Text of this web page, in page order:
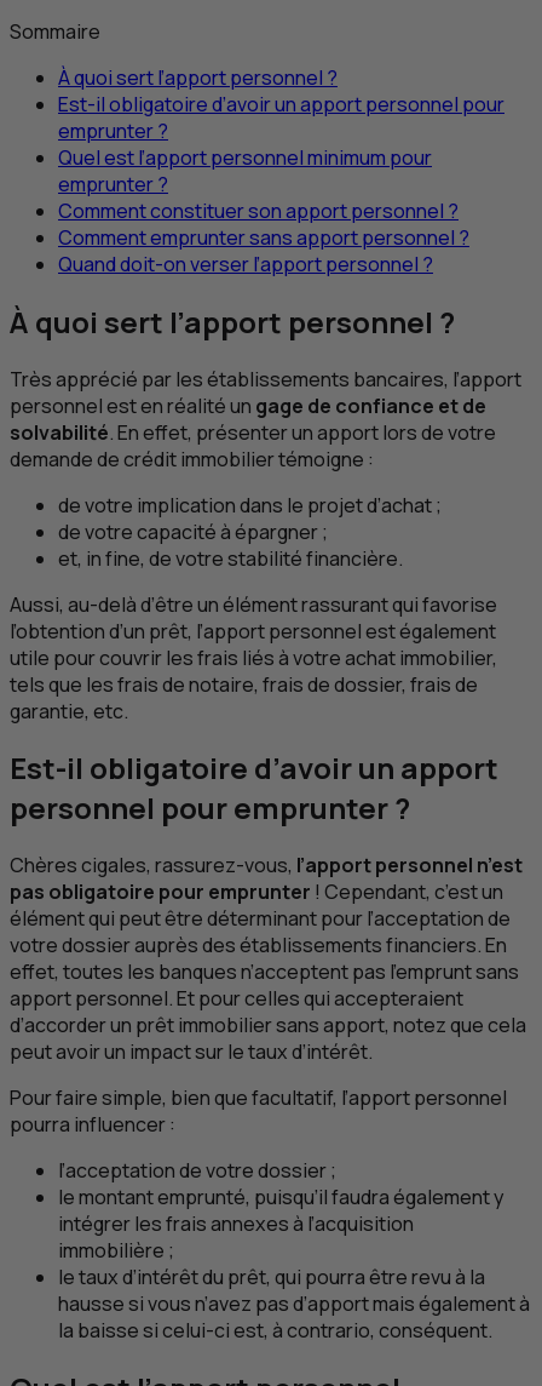
Sommaire
À quoi sert l’apport personnel ?
Est-il obligatoire d’avoir un apport personnel pour
emprunter ?
Quel est l’apport personnel minimum pour
emprunter ?
Comment constituer son apport personnel ?
Comment emprunter sans apport personnel ?
Quand doit-on verser l’apport personnel ?
À quoi sert l’apport personnel ?
Très apprécié par les établissements bancaires, l’apport
personnel est en réalité un gage de confiance et de
solvabilité. En effet, présenter un apport lors de votre
demande de crédit immobilier témoigne :
de votre implication dans le projet d’achat ;
de votre capacité à épargner ;
et, in fine, de votre stabilité financière.
Aussi, au-delà d’être un élément rassurant qui favorise
l’obtention d’un prêt, l’apport personnel est également
utile pour couvrir les frais liés à votre achat immobilier,
tels que les frais de notaire, frais de dossier, frais de
garantie, etc.
Est-il obligatoire d’avoir un apport
personnel pour emprunter ?
Chères cigales, rassurez-vous, l’apport personnel n’est
pas obligatoire pour emprunter ! Cependant, c’est un
élément qui peut être déterminant pour l’acceptation de
votre dossier auprès des établissements financiers. En
effet, toutes les banques n’acceptent pas l’emprunt sans
apport personnel. Et pour celles qui accepteraient
d’accorder un prêt immobilier sans apport, notez que cela
peut avoir un impact sur le taux d’intérêt.
Pour faire simple, bien que facultatif, l’apport personnel
pourra influencer :
l’acceptation de votre dossier ;
le montant emprunté, puisqu’il faudra également y
intégrer les frais annexes à l’acquisition
immobilière ;
le taux d’intérêt du prêt, qui pourra être revu à la
hausse si vous n’avez pas d’apport mais également à
la baisse si celui-ci est, à contrario, conséquent.